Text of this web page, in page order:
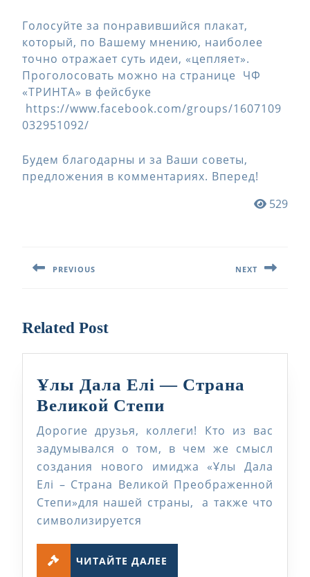
Голосуйте за понравившийся плакат,
который, по Вашему мнению, наиболее
точно отражает суть идеи, «цепляет».
Проголосовать можно на странице ЧФ
«ТРИНТА» в фейсбуке
https://www.facebook.com/groups/1607109
032951092/
Будем благодарны и за Ваши советы,
предложения в комментариях. Вперед!
529
записям
PREVIOUS NEXT
Related Post
Ұлы Дала Елі — Страна
Великой Степи
Дала
Елі
—
Страна
Великой
Дорогие друзья, коллеги! Кто из вас
задумывался о том, в чем же смысл
создания нового имиджа «Ұлы Дала
Елі – Страна Великой Преображенной
Степи»для нашей страны, а также что
символизируется
ЧИТАЙТЕ ДАЛЕЕ